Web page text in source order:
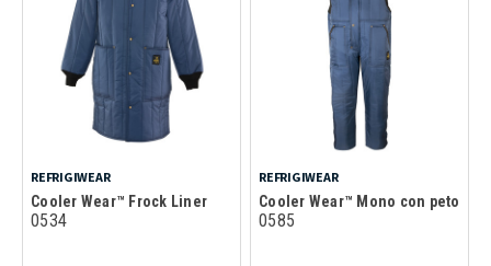
REFRIGIWEAR
Cooler Wear™ Frock Liner
0534
REFRIGIWEAR
Cooler Wear™ Mono con peto
0585